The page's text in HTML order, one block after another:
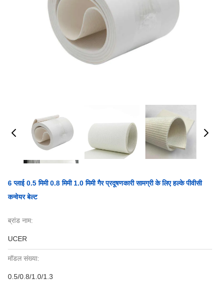
6 प्लाई 0.5 मिमी 0.8 मिमी 1.0 मिमी गैर प्रदूषणकारी सामग्री के लिए हल्के पीवीसी
कन्वेयर बेल्ट
ब्रांड नाम:
UCER
मॉडल संख्या:
0.5/0.8/1.0/1.3